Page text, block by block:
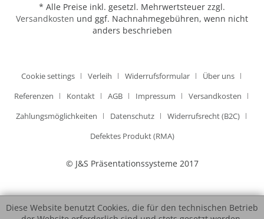
* Alle Preise inkl. gesetzl. Mehrwertsteuer zzgl.
Versandkosten und ggf. Nachnahmegebühren, wenn nicht
anders beschrieben
Cookie settings Verleih Widerrufsformular
Über uns
Referenzen
Kontakt AGB Impressum
Versandkosten
Zahlungsmöglichkeiten
Datenschutz
Widerrufsrecht (B2C)
Defektes Produkt (RMA)
© J&S Präsentationssysteme 2017
Diese Website benutzt Cookies, die für den technischen Betrieb